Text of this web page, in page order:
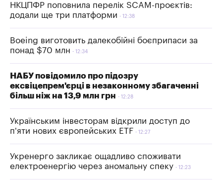
НКЦПФР поповнила перелік SCAM-проєктів:
додали ще три платформи
12:38
Boeing виготовить далекобійні боєприпаси за
понад $70 млн
12:34
НАБУ повідомило про підозру
ексвіцепрем'єрці в незаконному збагаченні
більш ніж на 13,9 млн грн
12:28
Українським інвесторам відкрили доступ до
п'яти нових європейських ETF
12:27
Укренерго закликає ощадливо споживати
електроенергію через аномальну спеку
12:23